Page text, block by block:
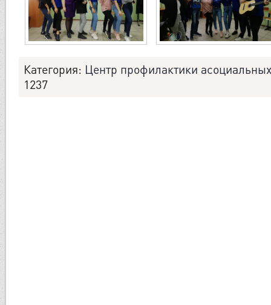
Категория: Центр профилактики
1237